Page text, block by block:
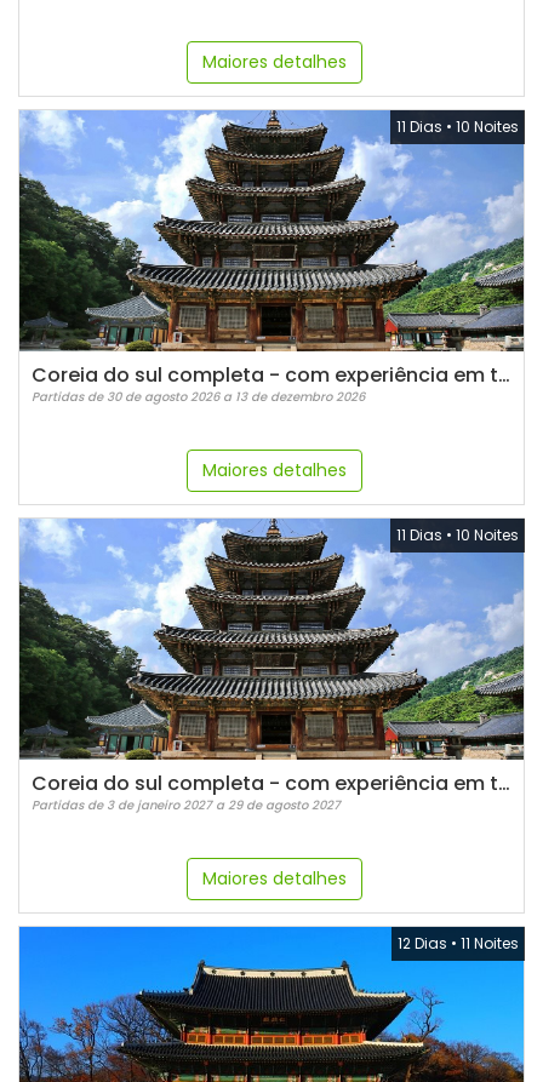
Maiores detalhes
11 Dias • 10 Noites
Coreia do sul completa - com experiência em templo budista 2026
Partidas de 30 de agosto 2026 a 13 de dezembro 2026
Maiores detalhes
11 Dias • 10 Noites
Coreia do sul completa - com experiência em templo budista 2027
Partidas de 3 de janeiro 2027 a 29 de agosto 2027
Maiores detalhes
12 Dias • 11 Noites